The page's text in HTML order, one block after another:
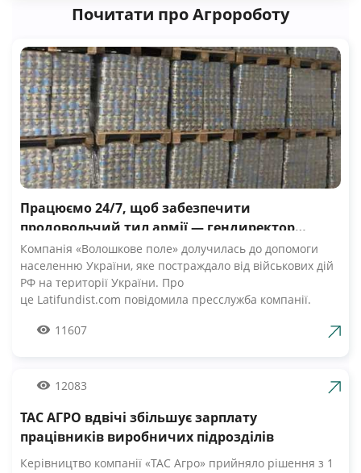
Почитати про Агророботу
Працюємо 24/7, щоб забезпечити
продовольчий тил армії — гендиректор
компанії Волошкове поле
Компанія «Волошкове поле» долучилась до допомоги
населенню України, яке постраждало від військових дій
РФ на території України. Про
це Latifundist.com повідомила пресслужба компанії.
Вже шосту добу наші Збройні Сили героїчно стримують
армії», — зазначив Андрій Табалов, генеральний
Компанія «Волошкове поле» вже відправила понад 10 т
молока для забезпечення біженців та тероборони в
можливість безкоштовно отримати пастеризоване
11607
12083
ТАС АГРО вдвічі збільшує зарплату
працівників виробничих підрозділів
Керівництво компанії «ТАС Агро» прийняло рішення з 1